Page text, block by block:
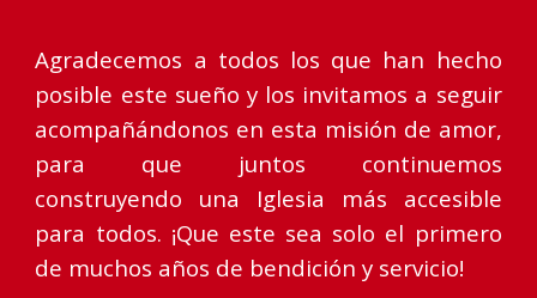
Agradecemos a todos los que han hecho
posible este sueño y los invitamos a seguir
acompañándonos en esta misión de amor,
para que juntos continuemos
construyendo una Iglesia más accesible
para todos. ¡Que este sea solo el primero
de muchos años de bendición y servicio!